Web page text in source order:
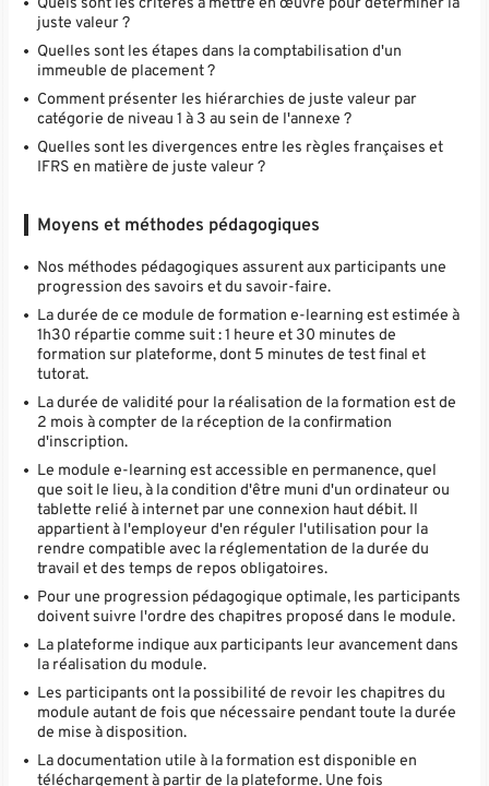
juste valeur ?
Quelles sont les étapes dans la comptabilisation d'un
immeuble de placement ?
Comment présenter les hiérarchies de juste valeur par
catégorie de niveau 1 à 3 au sein de l'annexe ?
Quelles sont les divergences entre les règles françaises et
IFRS en matière de juste valeur ?
Moyens et méthodes pédagogiques
Nos méthodes pédagogiques assurent aux participants une
progression des savoirs et du savoir-faire.
La durée de ce module de formation e-learning est estimée à
1h30 répartie comme suit : 1 heure et 30 minutes de
formation sur plateforme, dont 5 minutes de test final et
tutorat.
La durée de validité pour la réalisation de la formation est de
2 mois à compter de la réception de la confirmation
d'inscription.
Le module e-learning est accessible en permanence, quel
que soit le lieu, à la condition d'être muni d'un ordinateur ou
tablette relié à internet par une connexion haut débit. Il
appartient à l'employeur d'en réguler l'utilisation pour la
rendre compatible avec la réglementation de la durée du
travail et des temps de repos obligatoires.
Pour une progression pédagogique optimale, les participants
doivent suivre l'ordre des chapitres proposé dans le module.
La plateforme indique aux participants leur avancement dans
la réalisation du module.
Les participants ont la possibilité de revoir les chapitres du
module autant de fois que nécessaire pendant toute la durée
de mise à disposition.
La documentation utile à la formation est disponible en
téléchargement à partir de la plateforme. Une fois